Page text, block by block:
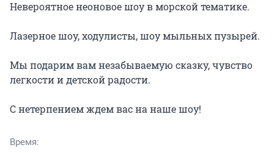
Невероятное неоновое шоу в морской тематике.
Лазерное шоу, ходулисты, шоу мыльных пузырей.
Мы подарим вам незабываемую сказку, чувство
легкости и детской радости.
С нетерпением ждем вас на наше шоу!
Время: